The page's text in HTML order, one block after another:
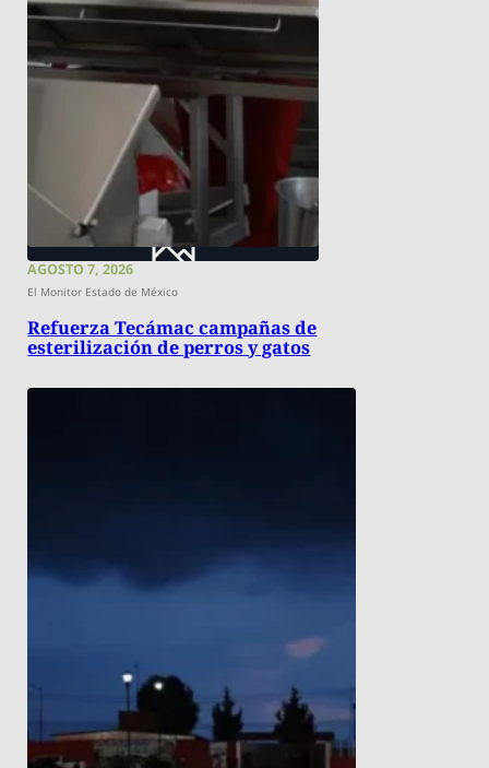
AGOSTO 7, 2026
El Monitor Estado de México
Refuerza Tecámac campañas de
esterilización de perros y gatos